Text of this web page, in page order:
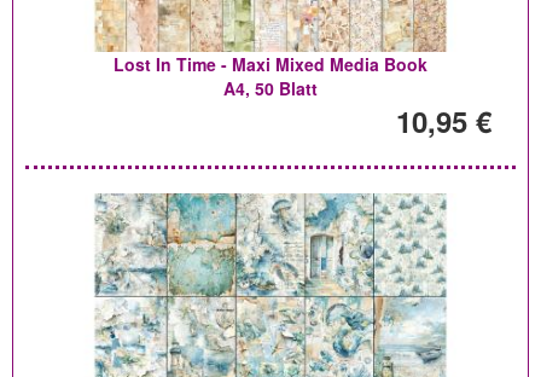
Lost In Time - Maxi Mixed Media Book
A4, 50 Blatt
10,95 €